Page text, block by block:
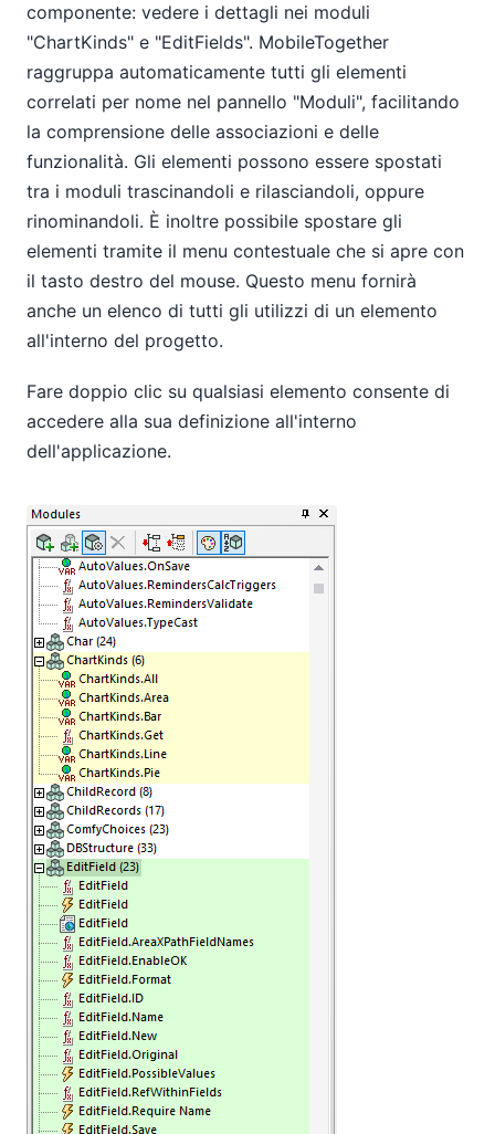
componente: vedere i dettagli nei moduli
"ChartKinds" e "EditFields". MobileTogether
raggruppa automaticamente tutti gli elementi
correlati per nome nel pannello "Moduli", facilitando
la comprensione delle associazioni e delle
funzionalità. Gli elementi possono essere spostati
tra i moduli trascinandoli e rilasciandoli, oppure
rinominandoli. È inoltre possibile spostare gli
elementi tramite il menu contestuale che si apre con
il tasto destro del mouse. Questo menu fornirà
anche un elenco di tutti gli utilizzi di un elemento
all'interno del progetto.
Fare doppio clic su qualsiasi elemento consente di
accedere alla sua definizione all'interno
dell'applicazione.